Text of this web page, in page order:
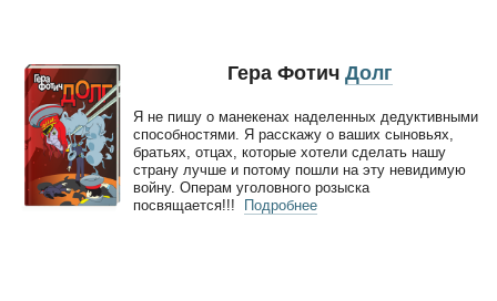
Гера Фотич Долг
Я не пишу о манекенах наделенных дедуктивными
способностями. Я расскажу о ваших сыновьях,
братьях, отцах, которые хотели сделать нашу
страну лучше и потому пошли на эту невидимую
войну. Операм уголовного розыска
посвящается!!!
Подробнее